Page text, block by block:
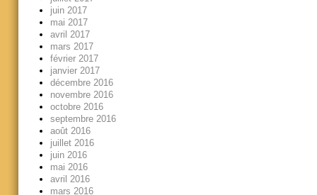
juin 2017
mai 2017
avril 2017
mars 2017
février 2017
janvier 2017
décembre 2016
novembre 2016
octobre 2016
septembre 2016
août 2016
juillet 2016
juin 2016
mai 2016
avril 2016
mars 2016